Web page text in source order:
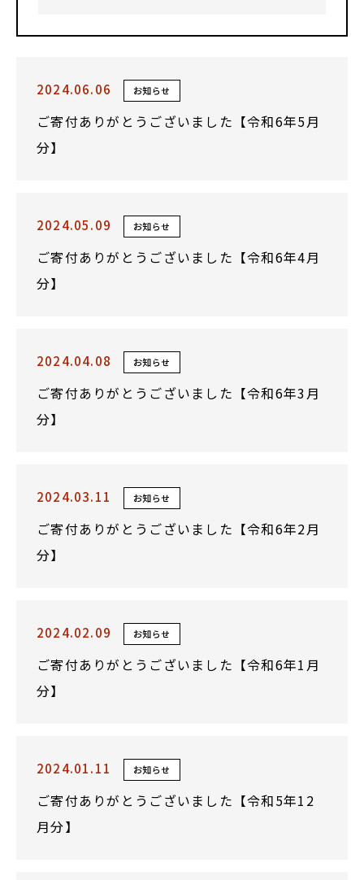
2024.06.06 お知らせ
ご寄付ありがとうございました【令和6年5月
分】
2024.05.09 お知らせ
ご寄付ありがとうございました【令和6年4月
分】
2024.04.08 お知らせ
ご寄付ありがとうございました【令和6年3月
分】
2024.03.11 お知らせ
ご寄付ありがとうございました【令和6年2月
分】
2024.02.09 お知らせ
ご寄付ありがとうございました【令和6年1月
分】
2024.01.11 お知らせ
ご寄付ありがとうございました【令和5年12
月分】